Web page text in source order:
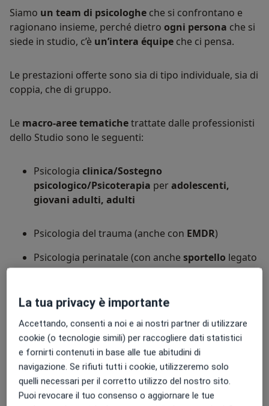
Siamo un team di psicologhe che si confrontano e
ragionano insieme, perché dietro ogni persona che si
siede in studio, c’è un’intera équipe che ci pensa.
Le prestazioni offerte sono sia di tipo individuale, sia di
coppia, che di gruppo.
Le macro-aree tematichetrattate dalle professionisti
dello Studio sono le seguenti:
Psicologia clinica/Sostegno
psicologico/Psicoterapia peradolescenti,
giovani adulti, adulti
Psicologia del trauma (anche con EMDR)
Psicologia perinatale (con anche sportello legato
all'allattamento, al sonno, alle autonomie e
Psiconcologia(con anche supporto ai
Neuropsicologia dellemalattie
neurodegenerative (con anche supporto ai
caregiver)
Psicologia dellacoppia-sessuologia(con anche
consulenza/formazione all'affettività)
Collaboratore medico esterno:
La tua privacy è importante
Accettando, consenti a noi e ai nostri partner di utilizzare
cookie (o tecnologie simili) per raccogliere dati statistici
e fornirti contenuti in base alle tue abitudini di
navigazione. Se rifiuti tutti i cookie, utilizzeremo solo
quelli necessari per il corretto utilizzo del nostro sito.
Puoi revocare il tuo consenso o aggiornare le tue